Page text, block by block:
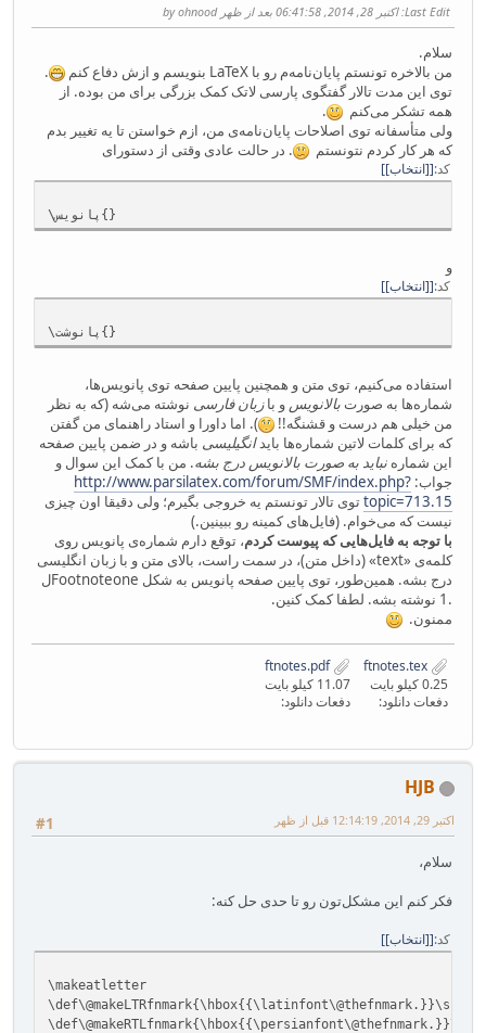
Last Edit: اکتبر 28, 2014, 06:41:58 بعد از ظهر by ohnood
سلام.
من بالاخره تونستم پایان‌نامه‌م رو با LaTeX بنویسم و ازش دفاع کنم
.
توی این مدت تالار گفتگوی پارسی لاتک کمک بزرگی برای من بوده. از
همه تشکر می‌کنم
.
ولی متأسفانه توی اصلاحات پایان‌نامه‌ی من، ازم خواستن تا یه تغییر بدم
که هر کار کردم نتونستم
. در حالت عادی وقتی از دستورای
کد [انتخاب]
\پانویس{}
و
کد [انتخاب]
\پانوشت{}
استفاده می‌کنیم، توی متن و همچنین پایین صفحه توی پانویس‌ها،
شماره‌ها به صورتبالانویس و بازبان فارسی نوشته می‌شه (که به نظر
من خیلی هم درست و قشنگه!!
). اما داورا و استاد راهنمای من گفتن
که برای کلمات لاتین شماره‌ها بایدانگیلیسی باشه و در ضمن پایین صفحه
این شماره نباید به صورت بالانویس درج بشه. من با کمک این سوال و
جواب: http://www.parsilatex.com/forum/SMF/index.php?
topic=713.15توی تالار تونستم یه خروجی بگیرم؛ ولی دقیقا اون چیزی
نیست که می‌خوام. (فایل‌های کمینه رو ببینین.)
با توجه به فایل‌هایی که پیوست کردم، توقع دارم شماره‌ی پانویس روی
کلمه‌ی «text» (داخل متن)، در سمت راست، بالای متن و با زبان انگلیسی
درج بشه. همین‌طور، توی پایین صفحه پانویس به شکل Footnoteoneل
.1 نوشته بشه. لطفا کمک کنین.
ممنون.
0.25 کیلو بایت
دفعات دانلود:
ftnotes.pdf
11.07 کیلو بایت
دفعات دانلود:
HJB
#1 اکتبر 29, 2014, 12:14:19 قبل از ظهر
سلام،
فکر کنم این مشکل‌تون رو تا حدی حل کنه:
کد [انتخاب]
\makeatletter